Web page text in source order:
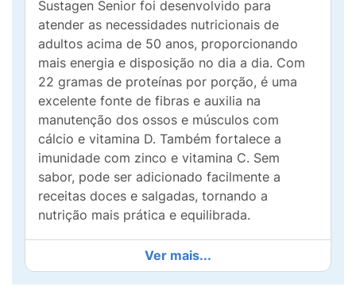
Sustagen Senior foi desenvolvido para
atender as necessidades nutricionais de
adultos acima de 50 anos, proporcionando
mais energia e disposição no dia a dia. Com
22 gramas de proteínas por porção, é uma
excelente fonte de fibras e auxilia na
manutenção dos ossos e músculos com
cálcio e vitamina D. Também fortalece a
imunidade com zinco e vitamina C. Sem
sabor, pode ser adicionado facilmente a
receitas doces e salgadas, tornando a
nutrição mais prática e equilibrada.
Ver mais...